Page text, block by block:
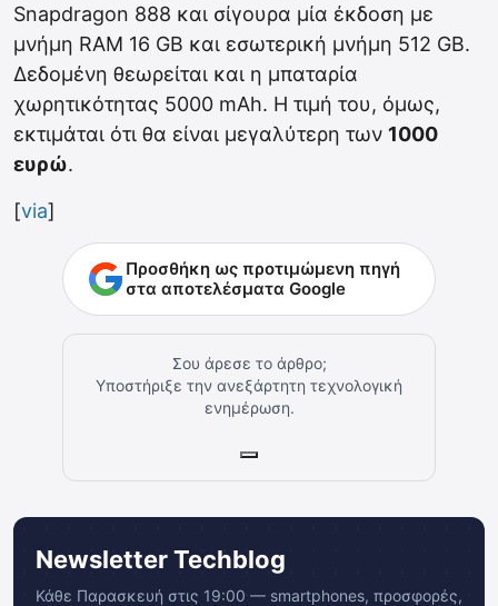
Snapdragon 888 και σίγουρα μία έκδοση με
μνήμη RAM 16 GB και εσωτερική μνήμη 512 GB.
Δεδομένη θεωρείται και η μπαταρία
χωρητικότητας 5000 mAh. H τιμή του, όμως,
εκτιμάται ότι θα είναι μεγαλύτερη των 1000
ευρώ.
[via]
Προσθήκη ως προτιμώμενη πηγή
στα αποτελέσματα Google
Σου άρεσε το άρθρο;
Υποστήριξε την ανεξάρτητη τεχνολογική
ενημέρωση.
Newsletter Techblog
Κάθε Παρασκευή στις 19:00 — smartphones, προσφορές,